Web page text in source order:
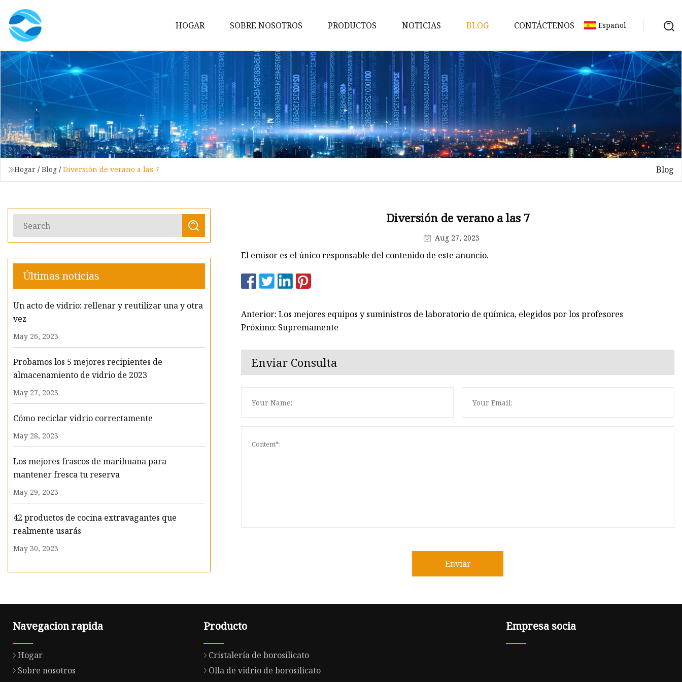
HOGAR SOBRE NOSOTROS PRODUCTOS
Cristalería de borosilicato
Olla de vidrio de borosilicato
Utensilios para hornear de vidrio
de borosilicato
Cazuela de vidrio de borosilicato
Ensaladera de vidrio de
Tarro de almacenamiento de
Taza medidora de vidrio de
Envase de comida de vidrio de
borosilicato
NOTICIAS BLOG CONTÁCTENOS Español
Hogar / Blog / Diversión de verano a las 7 Blog
Últimas noticias
Un acto de vidrio: rellenar y reutilizar una y otra
vez
May 26, 2023
Probamos los 5 mejores recipientes de
almacenamiento de vidrio de 2023
May 27, 2023
Cómo reciclar vidrio correctamente
May 28, 2023
Los mejores frascos de marihuana para
mantener fresca tu reserva
May 29, 2023
42 productos de cocina extravagantes que
realmente usarás
May 30, 2023
Diversión de verano a las 7
Aug 27, 2023
El emisor es el único responsable del contenido de este anuncio.
Anterior: Los mejores equipos y suministros de laboratorio de química, elegidos por los profesores
Próximo: Supremamente
Enviar Consulta
Enviar
Navegacion rapida
Hogar
Sobre nosotros
Producto
Cristalería de borosilicato
Olla de vidrio de borosilicato
Empresa socia